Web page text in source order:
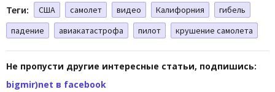
Теги: США самолет видео Калифорния
гибель
падение
авиакатастрофа пилот крушение самолета
Не пропусти другие интересные статьи, подпишись:
bigmir)net в facebook